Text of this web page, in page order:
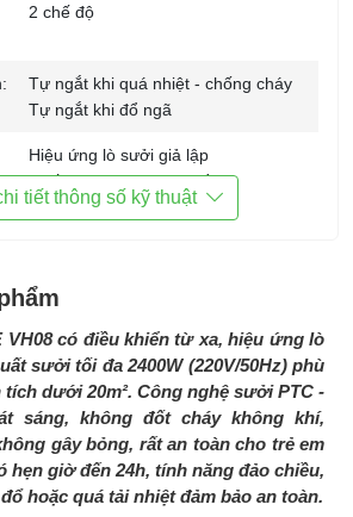
có điều khiển từ xa, hiệu ứng lò
sưởi tối đa 2400W (220V/50Hz) phù
dưới 20m². Công nghệ sưởi PTC -
sáng, không đốt cháy không khí,
gây bỏng, rất an toàn cho trẻ em
hẹn giờ đến 24h, tính năng đảo chiều,
hoặc quá tải nhiệt đảm bảo an toàn.
2 chế độ
Tự ngắt khi quá nhiệt - chống cháy
Tự ngắt khi đổ ngã
Hiệu ứng lò sưởi giả lập
Chế độ tự động đảo chiều trái - phải
Công nghệ sưởi PTC- Ceramic
Hẹn giờ 1-24h
Điều khiển từ xa
HDSD, điều khiển từ xa
200 x 210 x 790 mm/ 218 x 200 x
815 mm
3.0 kg/ 3.5 kg
tiết thông số kỹ thuật